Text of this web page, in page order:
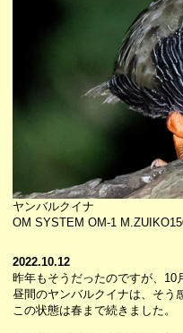
ヤンバルクイナ
OM SYSTEM OM-1
2022.10.12
昨年もそうだったのですが、10
昼間のヤンバルクイナは、そう
この状態は春まで続きました。